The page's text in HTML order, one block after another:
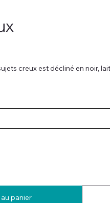
creux est décliné en noir,
panier